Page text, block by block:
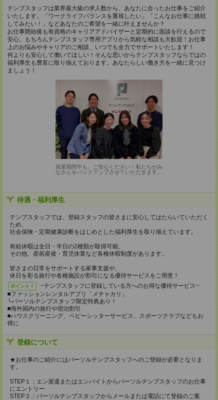
テンプスタッフは業界最大級の求人数から、あなたに合ったお仕事をご紹介
いたします。「ワークライフバランスを重視したい」「こんなお仕事に挑戦
してみたい！」などあなたのご希望を一緒に叶えませんか？
お仕事開始後も有資格のキャリアアドバイザーと定期的に面談を行えるので
安心。もちろんテンプスタッフ専用アプリから気軽な相談も大歓迎！お仕事
上のお悩みやキャリアのご相談、いつでも全力でサポートいたします！
何よりも安心して働いてほしい！そんな思いからテンプスタッフならではの
福利厚生も豊富に取り揃えております。あなたらしい働き方を一緒に見つけ
ましょう！
就業期間中も、ご安心ください！私たちがみ
なさんをバックアップさせていただきます。
待遇・福利厚生
テンプスタッフでは、登録スタッフの皆さまに安心してはたらいていただく
ため、
社会保険・定期健康診断をはじめとした福利厚生を取り揃えています。
有給休暇は全日・半日の2種類が取得可能、
その他、産前産後・育児休業など各種休暇制度があります。
皆さまの日常をサポートする家事支援や、
休日を彩る旅行や各種施設が割引になる優待サービスをご用意！
ポイント！
~テンプスタッフに登録している方へのお得な優待サービス~
■ファッションレンタルアプリ「メチャカリ」
└パーソルテンプスタッフ限定特典あり！
■海外国内の旅行や宿泊割引
■ハウスクリーニング、ベビーシッターサービス、スポーツクラブなどもお
得に
登録について
★お仕事のご紹介にはパーソルテンプスタッフへのご登録が必要となりま
す。
STEP１：エン派遣またはエンバイトからパーソルテンプスタッフのお仕事
にエントリー
STEP２：パーソルテンプスタッフからメールまたは電話にて登録のご案